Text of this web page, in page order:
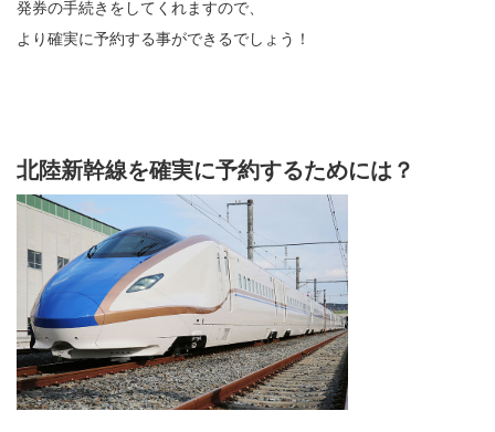
発券の手続きをしてくれますので、
より確実に予約する事ができるでしょう！
北陸新幹線を確実に予約するためには？